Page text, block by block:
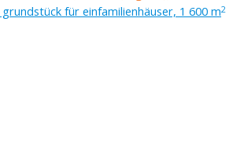
für einfamilienhäuser, 1 600 m2